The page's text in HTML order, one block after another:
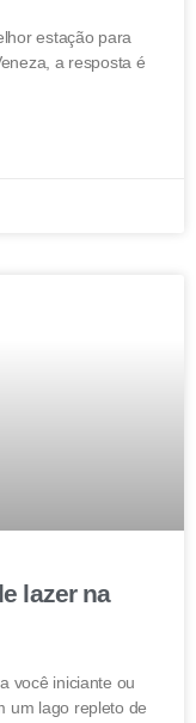
estação para
a resposta é
lazer na
você iniciante ou
um lago repleto de